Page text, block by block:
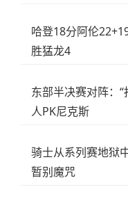
哈登18分阿伦
胜猛龙4
东部半决赛对阵：
人PK尼克斯
骑士从系列赛地狱
暂别魔咒